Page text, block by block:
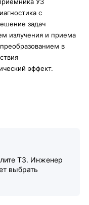
с
задач
излучения и приема
в
эффект.
ТЗ. Инженер
выбрать